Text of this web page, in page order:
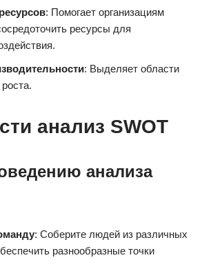
: Помогает организациям
ресурсы для
: Выделяет области
анализ SWOT
анализа
: Соберите людей из различных
разнообразные точки